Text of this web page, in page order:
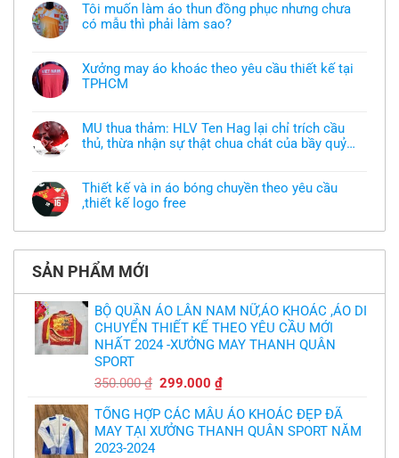
Tôi muốn làm áo thun đồng phục nhưng chưa
có mẫu thì phải làm sao?
bình
luận
ở
áo
thun
đồng
chưa
có
mẫu
thì
làm
Xưởng may áo khoác theo yêu cầu thiết kế tại
TPHCM
bình
luận
ở
Xưởng
khoác
theo
yêu
thiết
tại
TPHCM
MU thua thảm: HLV Ten Hag lại chỉ trích cầu
thủ, thừa nhận sự thật chua chát của bầy quỷ
bình
luận
ở
MU
thảm:
Hag
lại
trích
cầu
thủ,
thừa
nhận
sự
thật
chát
bầy
quỷ
nhỏ
Thiết kế và in áo bóng chuyền theo yêu cầu
,thiết kế logo free
có
luận
Thiết
và
in
áo
bóng
chuyền
theo
yêu
,thiết
free
SẢN PHẨM MỚI
BỘ QUẦN ÁO LÂN NAM NỮ,ÁO KHOÁC ,ÁO DI
CHUYỂN THIẾT KẾ THEO YÊU CẦU MỚI
NHẤT 2024 -XƯỞNG MAY THANH QUÂN
SPORT
350.000₫ Giá
là:
350.000 ₫.
299.000₫Giá
tại
là:
TỔNG HỢP CÁC MẪU ÁO KHOÁC ĐẸP ĐÃ
MAY TẠI XƯỞNG THANH QUÂN SPORT NĂM
2023-2024